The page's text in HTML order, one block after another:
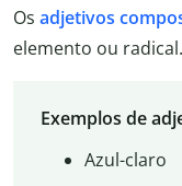
Os adjetivos
elemento ou radical.
Exemplos de
Azul-claro